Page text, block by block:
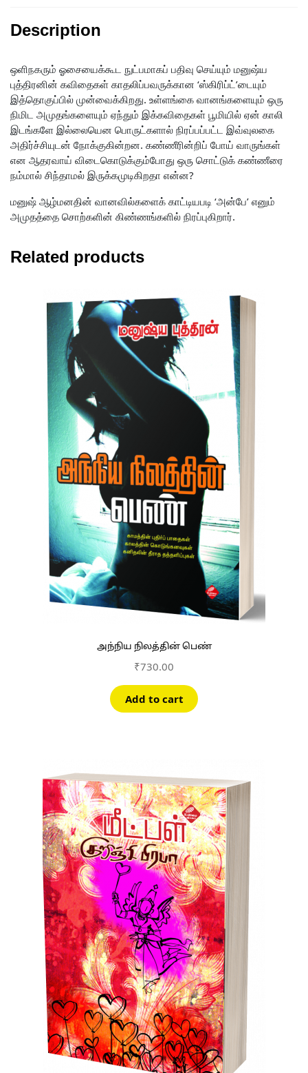
Description
ஒளிநகரும் ஓசையைக்கூட நுட்பமாகப் பதிவு செய்யும் மனுஷ்ய
புத்திரனின் கவிதைகள் காதலிப்பவருக்கான ‘ஸ்கிரிப்ட்’டையும்
இத்தொகுப்பில் முன்வைக்கிறது. உள்ளங்கை வானங்களையும் ஒரு
நிமிட அமுதங்களையும் ஏந்தும் இக்கவிதைகள் பூமியில் ஏன் காலி
இடங்களே இல்லையென பொருட்களால் நிரப்பப்பட்ட இவ்வுலகை
அதிர்ச்சியுடன் நோக்குகின்றன. கண்ணீரின்றிப் போய் வாருங்கள்
என ஆதரவாய் விடைகொடுக்கும்போது ஒரு சொட்டுக் கண்ணீரை
நம்மால் சிந்தாமல் இருக்கமுடிகிறதா என்ன?
மனுஷ் ஆழ்மனதின் வானவில்களைக் காட்டியபடி ‘அன்பே’ எனும்
அமுதத்தை சொற்களின் கிண்ணங்களில் நிரப்புகிறார்.
Related products
அந்நிய நிலத்தின் பெண்
₹730.00
Add to cart